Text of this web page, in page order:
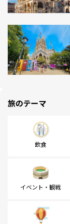
旅のテーマ
飲食
イベント・観戦